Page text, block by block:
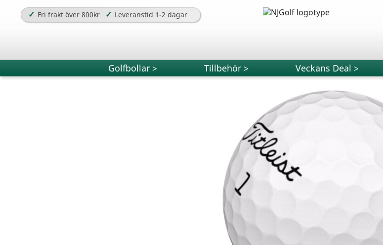
✓ Fri frakt över 800kr ✓ Leveranstid 1-2 dagar
Golfbollar > Tillbehör > Veckans Deal >